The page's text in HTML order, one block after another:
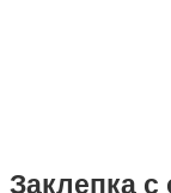
Заклепка